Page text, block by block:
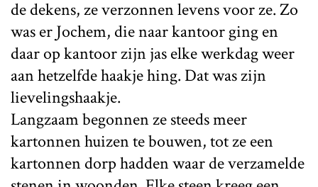
de dekens, ze verzonnen levens voor ze. Zo
was er Jochem, die naar kantoor ging en
daar op kantoor zijn jas elke werkdag weer
aan hetzelfde haakje hing. Dat was zijn
lievelingshaakje.
Langzaam begonnen ze steeds meer
kartonnen huizen te bouwen, tot ze een
kartonnen dorp hadden waar de verzamelde